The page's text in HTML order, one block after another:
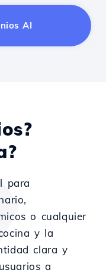
AI
para
o cualquier
y la
clara y
a